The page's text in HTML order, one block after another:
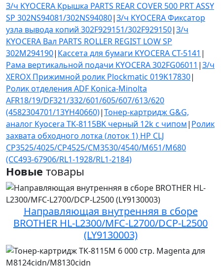
З/ч KYOCERA Крышка PARTS REAR COVER 500 PRT ASSY
SP 302NS94081/302NS94080|З/ч KYOCERA Фиксатор
узла вывода копий 302F929151/302F929150|З/ч
KYOCERA Вал PARTS ROLLER REGIST LOW SP
302M294190| Кассета для бумаги KYOCERA CT-5141 |
Рама вертикальной подачи KYOCERA 302FG06011 |З/ч
XEROX Прижимной ролик Plockmatic 019K17830|
Ролик отделения ADF Konica-Minolta
AFR18/19/DF321/332/601/605/607/613/620
(4582304701/13YH40660)|Тонер-картридж G&G,
аналог Kyocera TK-8115BK черный 12k с чипом| Ролик
захвата обходного лотка (лоток 1) HP CLJ
CP3525/4025/CP4525/CM3530/4540/M651/M680
(CC493-67906/RL1-1928/RL1-2184)
Новые товары
Направляющая внутренняя в сборе
BROTHER HL-L2300/MFC-L2700/DCP-L2500
(LY9130003)